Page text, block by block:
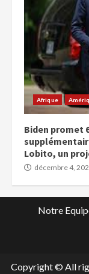
Afrique
Biden promet
Lobito, un
décembre 4,
Notre
Copyright © All